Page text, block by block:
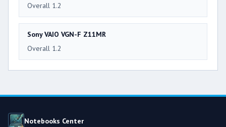
Overall 1.2
Sony VAIO VGN-F Z11MR
Overall 1.2
Notebooks Center